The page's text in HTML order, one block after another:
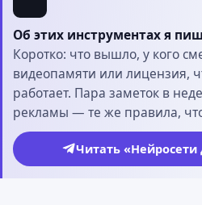
Об этих инструментах я
Коротко: что вышло, у кого
видеопамяти или лицензия,
работает. Пара заметок в
рекламы — те же правила,
Читать «Нейросети